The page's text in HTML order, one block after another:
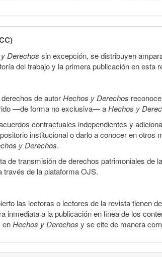
Derechos sin excepción, se distribuyen
del trabajo y la primera publicación en
de autorHechos y Derechos
—de forma no exclusiva— aHechos y
contractuales independientes y
institucional o darlo a conocer en
y Derechos.
de transmisión de derechos patrimoniales
través de la plataforma OJS.
las lectoras o lectores de la revista tienen
inmediata a la publicación en línea de los
enHechos y Derechos y se cite de manera